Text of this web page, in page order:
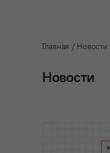
Главная / Новости
Новости